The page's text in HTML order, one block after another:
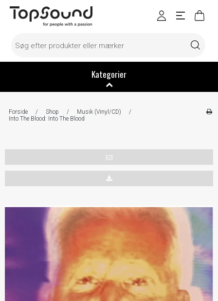
Kategorier
Forside / Shop / Musik (Vinyl/CD)
/
Into The Blood: Into The Blood